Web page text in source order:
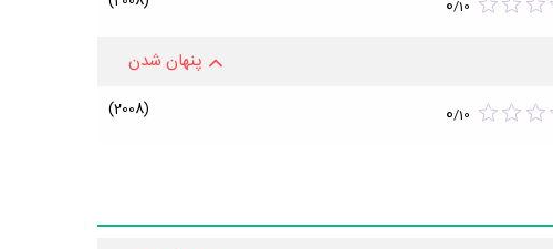
0/10
پنهان شدن
0/10
(2008)